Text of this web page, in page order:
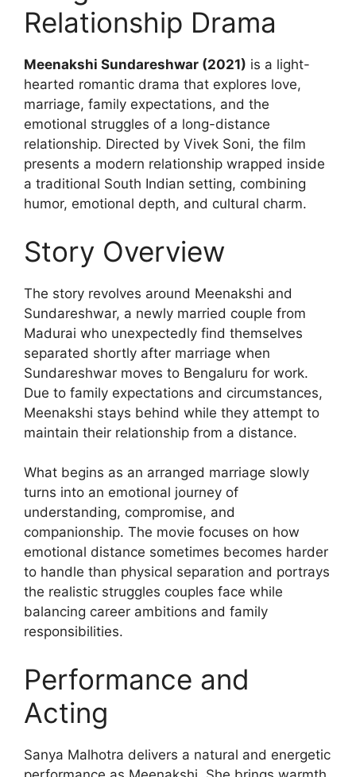
Relationship Drama
Meenakshi Sundareshwar (2021) is a light-
hearted romantic drama that explores love,
marriage, family expectations, and the
emotional struggles of a long-distance
relationship. Directed by Vivek Soni, the film
presents a modern relationship wrapped inside
a traditional South Indian setting, combining
humor, emotional depth, and cultural charm.
Story Overview
The story revolves around Meenakshi and
Sundareshwar, a newly married couple from
Madurai who unexpectedly find themselves
separated shortly after marriage when
Sundareshwar moves to Bengaluru for work.
Due to family expectations and circumstances,
Meenakshi stays behind while they attempt to
maintain their relationship from a distance.
What begins as an arranged marriage slowly
turns into an emotional journey of
understanding, compromise, and
companionship. The movie focuses on how
emotional distance sometimes becomes harder
to handle than physical separation and portrays
the realistic struggles couples face while
balancing career ambitions and family
responsibilities.
Performance and
Acting
Sanya Malhotra delivers a natural and energetic